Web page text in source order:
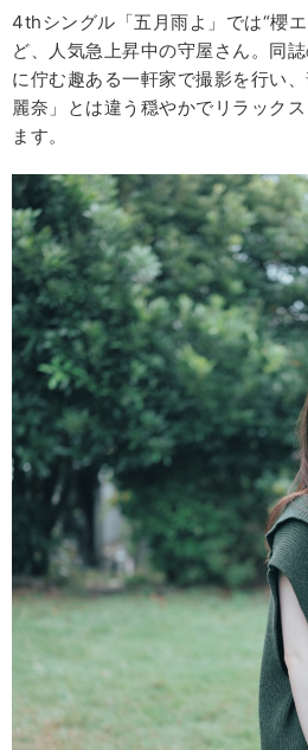
4thシングル「五月雨よ」では“櫻
ど、人気急上昇中の守屋さん。同
に佇む趣ある一軒家で撮影を行い
麗奈」とは違う穏やかでリラック
ます。